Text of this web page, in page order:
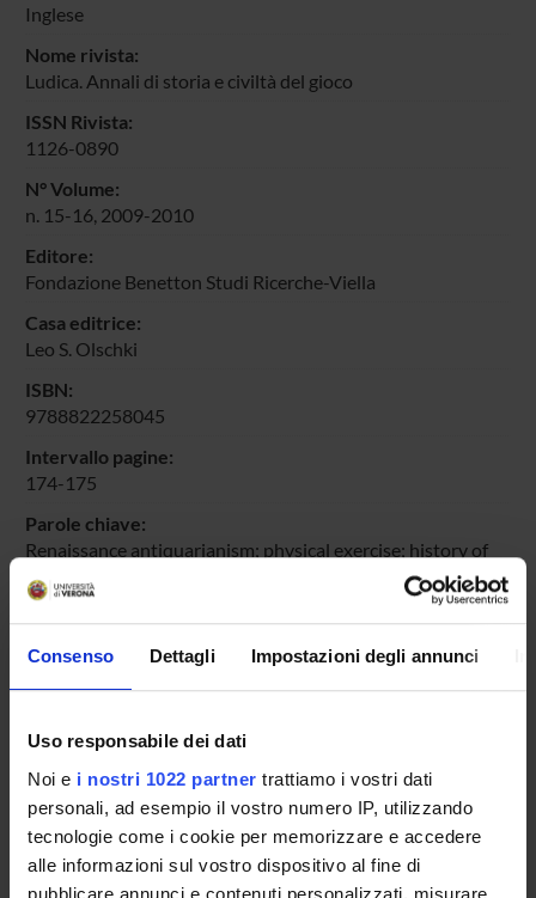
Consenso Dettagli Impostazioni degli annunci
Uso responsabile dei dati
Noi e i nostri 1022 partner trattiamo i vostri dati
personali, ad esempio il vostro numero IP, utilizzando
tecnologie come i cookie per memorizzare e accedere
alle informazioni sul vostro dispositivo al fine di
pubblicare annunci e contenuti personalizzati, misurare
Inglese
Nome rivista:
Ludica. Annali di storia e civiltà del gioco
ISSN Rivista:
1126-0890
N° Volume:
n. 15-16, 2009-2010
Editore:
Fondazione Benetton Studi Ricerche-Viella
Casa editrice:
Leo S. Olschki
ISBN:
9788822258045
Intervallo pagine:
174-175
Parole chiave:
Renaissance antiquarianism; physical exercise; history of
medicine; Pirro Ligorio
Handle IRIS:
depositato il:
2 luglio 2012
ultima modifica:
4 novembre 2022
Citazione bibliografica: